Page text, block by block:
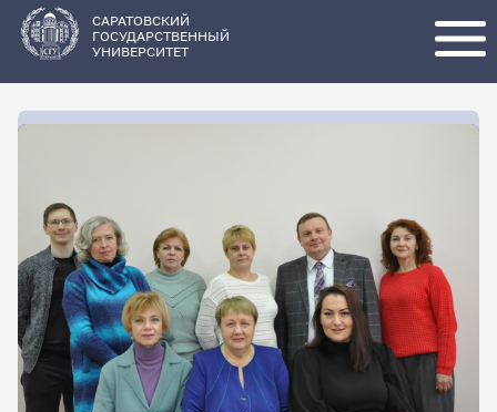
основному
содержанию
САРАТОВСКИЙ
ГОСУДАРСТВЕННЫЙ
УНИВЕРСИТЕТ